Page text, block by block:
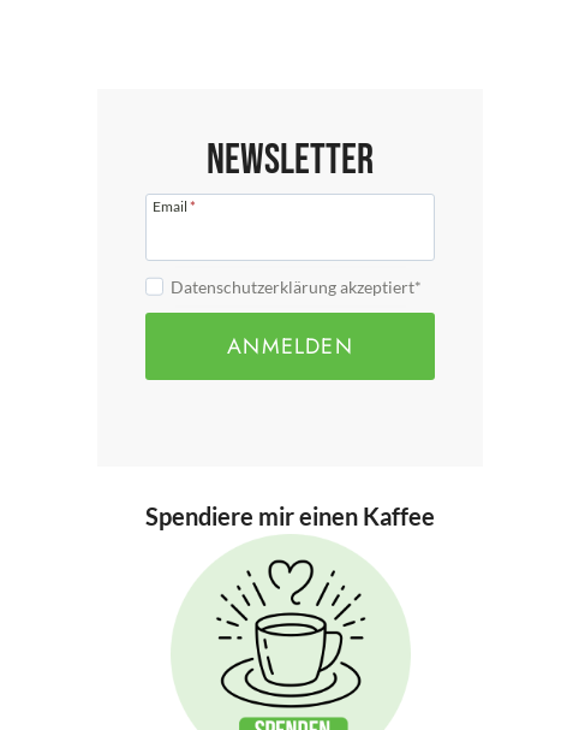
Newsletter
Email *
Datenschutzerklärung akzeptiert*
ANMELDEN
Spendiere mir einen Kaffee